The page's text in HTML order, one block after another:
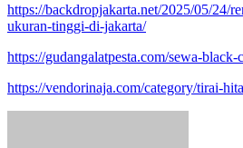
https://backdropjakarta.net/2025/05/24/
ukuran-tinggi-di-jakarta/
https://gudangalatpesta.com/sewa-
https://vendorinaja.com/category/tirai-